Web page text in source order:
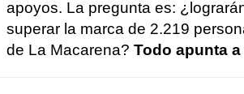
apoyos. La pregunta es:
superar la marca de 2.219
de La Macarena? Todo apunta